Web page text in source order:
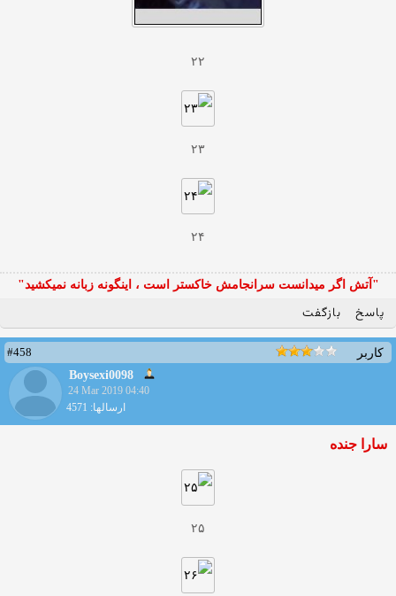
۲۲
۲۳
۲۴
"آتش اگر ميدانست سرانجامش خاكستر است ، اينگونه زبانه نميكشيد"
پاسخ بازگفت
کاربر
#458
Boysexi0098
24 Mar 2019 04:40
ارسالها: 4571
سارا جنده
۲۵